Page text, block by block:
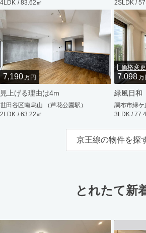
4LDK / 83.62㎡
2SLDK /
7,190万円
見上げる理由は4m
世田谷区南烏山 （芦花公園駅）
2LDK / 63.22㎡
価格変更
7,098万
緑風日和
調布市緑ケ
3LDK /
京王線の物件を探
とれたて新